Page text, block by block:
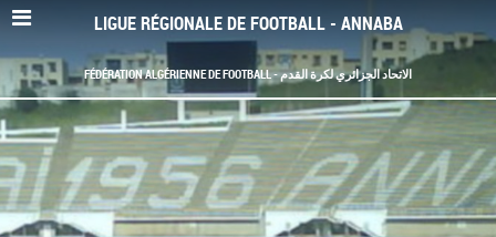
LIGUE RÉGIONALE DE FOOTBALL - ANNABA
FÉDÉRATION ALGÉRIENNE DE FOOTBALL - الاتحاد الجزائري لكرة القدم